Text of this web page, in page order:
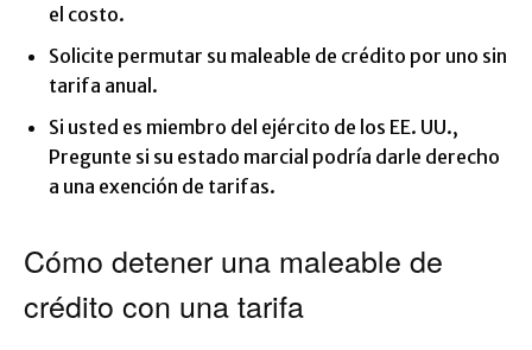
el costo.
Solicite permutar su maleable de crédito por uno sin
tarifa anual.
Si usted es miembro del ejército de los EE. UU.,
Pregunte si su estado marcial podría darle derecho
a una exención de tarifas.
Cómo detener una maleable de
crédito con una tarifa